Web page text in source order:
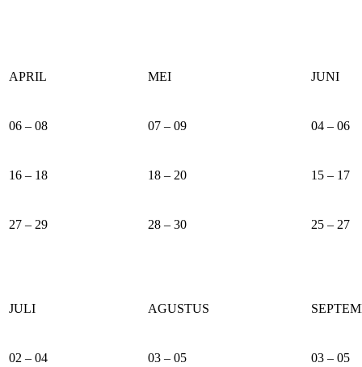
APRIL MEI JUNI
06 – 08 07 – 09 04 – 06
16 – 18 18 – 20 15 – 17
27 – 29 28 – 30 25 – 27
JULI AGUSTUS
02 – 04 03 – 05 03 – 05